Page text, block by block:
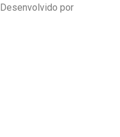
Desenvolvido por